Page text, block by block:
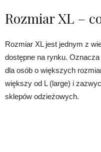
Rozmiar XL –
Rozmiar XL jest jednym z
dostępne na rynku.
dla osób o większych
większy od L (large) i
sklepów odzieżowych.